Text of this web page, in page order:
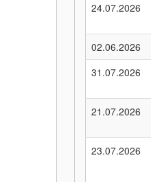
24.07.2026
02.06.2026
31.07.2026
21.07.2026
23.07.2026